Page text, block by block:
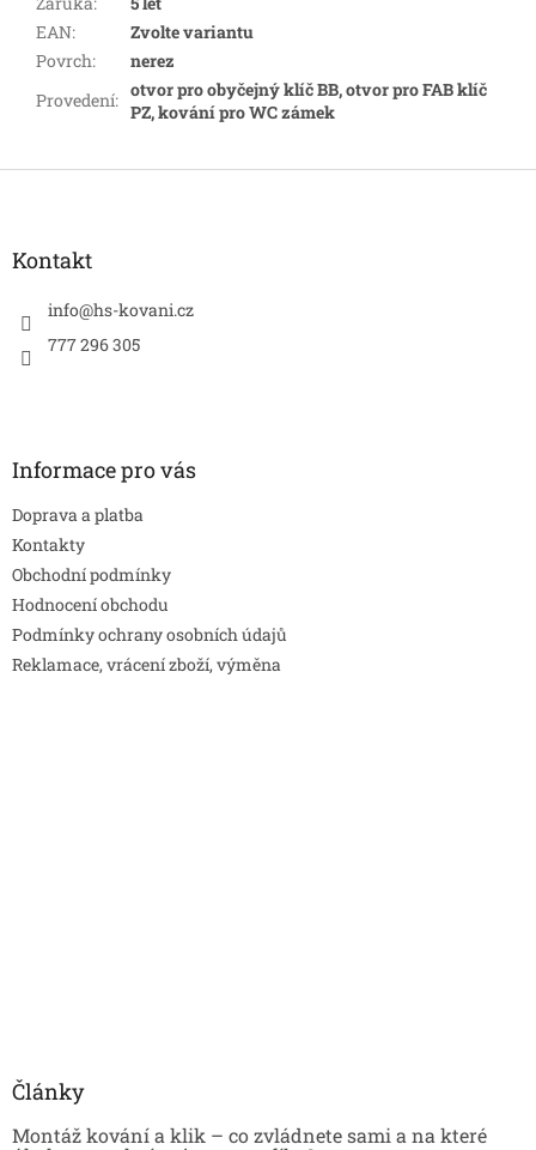
EAN:
Zvolte variantu
Povrch:
nerez
Provedení: otvor pro obyčejný klíč BB, otvor pro FAB klíč
PZ, kování pro WC zámek
Kontakt
info@hs-kovani.cz
777 296 305
Informace pro vás
Doprava a platba
Kontakty
Obchodní podmínky
Hodnocení obchodu
Podmínky ochrany osobních údajů
Reklamace, vrácení zboží, výměna
Články
Montáž kování a klik – co zvládnete sami a na které